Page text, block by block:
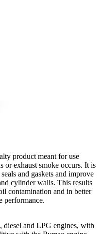
product meant for use
or exhaust smoke occurs. It is
and gaskets and improve
cylinder walls. This results
contamination and in better
performance.
diesel and LPG engines, with